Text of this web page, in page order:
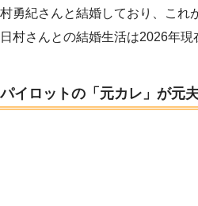
村勇紀さんと結婚しており、これ
日村さんとの結婚生活は2026年現
パイロットの「元カレ」が元